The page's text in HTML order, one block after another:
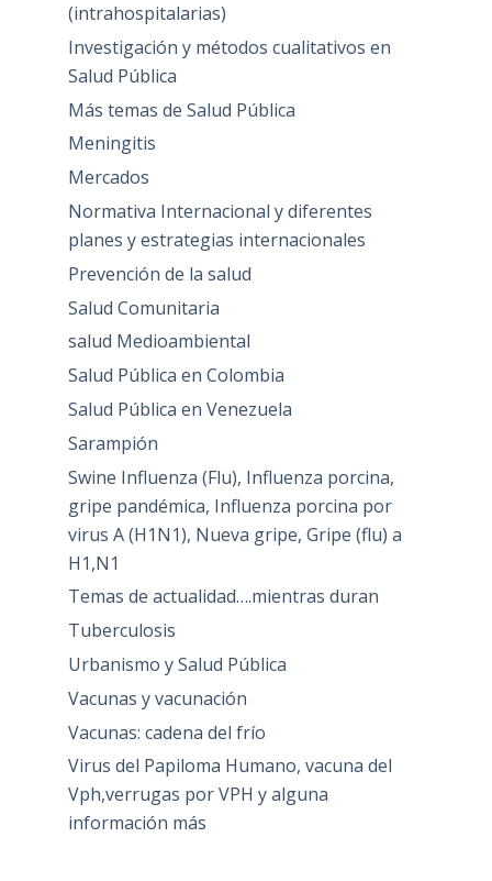
(intrahospitalarias)
Investigación y métodos cualitativos en
Salud Pública
Más temas de Salud Pública
Meningitis
Mercados
Normativa Internacional y diferentes
planes y estrategias internacionales
Prevención de la salud
Salud Comunitaria
salud Medioambiental
Salud Pública en Colombia
Salud Pública en Venezuela
Sarampión
Swine Influenza (Flu), Influenza porcina,
gripe pandémica, Influenza porcina por
virus A (H1N1), Nueva gripe, Gripe (flu) a
H1,N1
Temas de actualidad….mientras duran
Tuberculosis
Urbanismo y Salud Pública
Vacunas y vacunación
Vacunas: cadena del frío
Virus del Papiloma Humano, vacuna del
Vph,verrugas por VPH y alguna
información más